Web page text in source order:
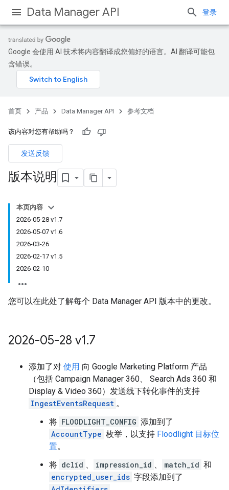
Data Manager API 登录
Google 会使用 AI 技术将内容翻译成您偏好的语言。AI 翻译可能包
含错误。
首页 产品 Data Manager API 参考文档
该内容对您有帮助吗？
发送反馈
版本说明
本页内容
2026-05-28 v1.7
2026-05-07 v1.6
2026-03-26
2026-02-17 v1.5
2026-02-10
您可以在此处了解每个 Data Manager API 版本中的更改。
2026-05-28 v1.7
添加了对 使用 向 Google Marketing Platform 产品
（包括 Campaign Manager 360、 Search Ads 360 和
Display & Video 360）发送线下转化事件的支持
IngestEventsRequest 。
将 FLOODLIGHT_CONFIG 添加到了
AccountType 枚举，以支持 Floodlight 目标位
置。
将 dclid 、 impression_id 、 match_id 和
encrypted_user_ids 字段添加到了